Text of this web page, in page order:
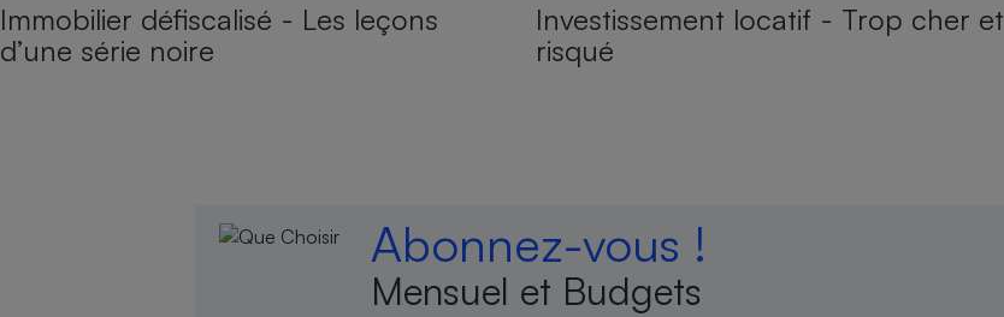
Immobilier défiscalisé - Les leçons
d’une série noire
Investissement locatif - Trop cher et
risqué
Abonnez-vous !
Mensuel et Budgets